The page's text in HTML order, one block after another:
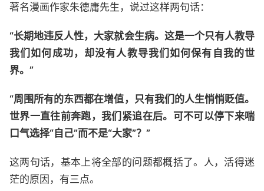
著名漫画作家朱德庸先生，说过这样两句话：
“长期地违反人性，大家就会生病。这是一个只有人教导
我们如何成功，却没有人教导我们如何保有自我的世
界。”
“周围所有的东西都在增值，只有我们的人生悄悄贬值。
世界一直往前奔跑，我们紧追在后。可不可以停下来喘
口气选择“自己”而不是“大家”？”
这两句话，基本上将全部的问题都概括了。人，活得迷
茫的原因，有三点。